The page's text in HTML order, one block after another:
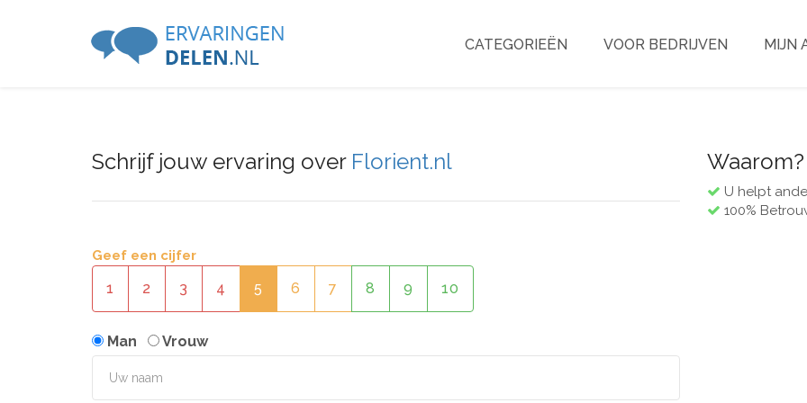
CATEGORIEËN VOOR BEDRIJVEN MIJN
Schrijf jouw ervaring over Florient.nl
Geef een cijfer
1 2 3 4 5 6 7 8 9 10
Man Vrouw
Waarom?
U helpt
100%